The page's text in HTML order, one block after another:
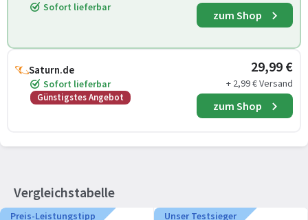
Sofort lieferbar
zum Shop
Saturn.de
Sofort lieferbar
Günstigstes Angebot
29,99 €
+ 2,99 € Versand
zum Shop
Vergleichstabelle
Preis-Leistungstipp Unser Testsieger